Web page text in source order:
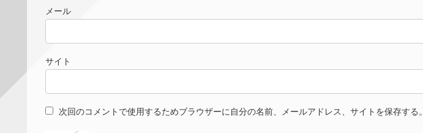
メール
サイト
次回のコメントで使用するためブラウザーに自分の名前、メールアドレス、サイトを保存する。